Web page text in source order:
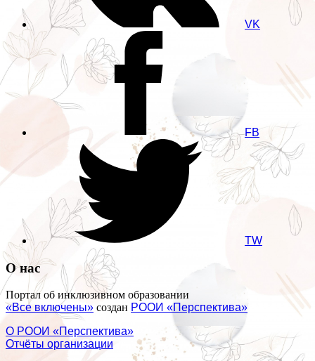
VK
FB
TW
О нас
Портал об инклюзивном образовании
«Все включены» создан РООИ «Перспектива»
О РООИ «Перспектива»
Отчёты организации